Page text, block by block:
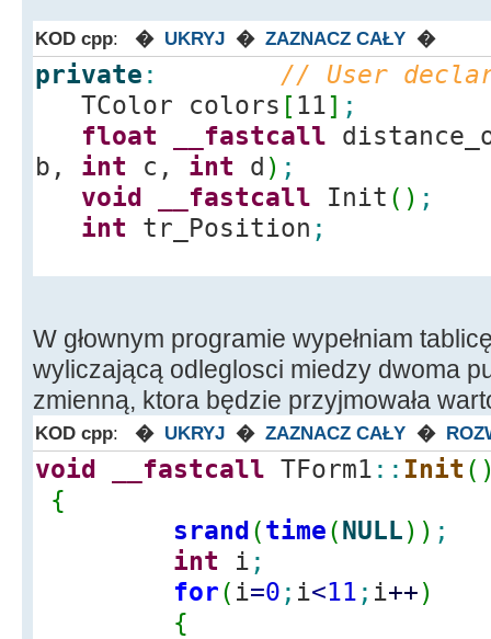
KOD cpp: � UKRYJ � ZAZNACZ CAŁY �
private :
// User
TColor colors [ 11] ;
float
__fastcall
b, int c, int d ) ;
void
__fastcall Init ( ) ;
int tr_Position ;
W głownym programie wypełniam
wyliczającą odleglosci miedzy dwoma
zmienną, ktora będzie przyjmowała
KOD cpp: � UKRYJ � ZAZNACZ CAŁY �
void __fastcall TForm1 :: Init (
{
srand(time(NULL) ) ;
int i ;
for( i=0 ; i<11 ; i++)
{